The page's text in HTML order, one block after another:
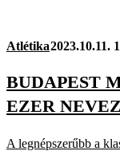
Atlétika2023.10.11.
BUDAPEST
EZER
A legnépszerűbb a